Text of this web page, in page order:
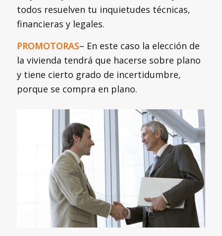
todos resuelven tu inquietudes técnicas,
financieras y legales.
PROMOTORAS– En este caso la elección de
la vivienda tendrá que hacerse sobre plano
y tiene cierto grado de incertidumbre,
porque se compra en plano.